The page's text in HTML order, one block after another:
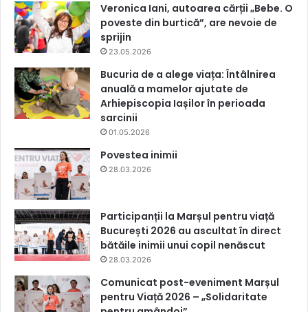
Veronica Iani, autoarea cărții „Bebe. O
poveste din burtică”, are nevoie de
sprijin
23.05.2026
Bucuria de a alege viața: Întâlnirea
anuală a mamelor ajutate de
Arhiepiscopia Iașilor în perioada
sarcinii
01.05.2026
Povestea inimii
28.03.2026
Participanții la Marșul pentru viață
București 2026 au ascultat în direct
bătăile inimii unui copil nenăscut
28.03.2026
Comunicat post-eveniment Marșul
pentru Viață 2026 – „Solidaritate